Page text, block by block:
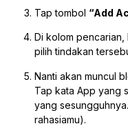
Tap tombol “Add
Di kolom pencarian,
pilih tindakan
Nanti akan muncul
Tap kata App yang
yang
rahasiamu).